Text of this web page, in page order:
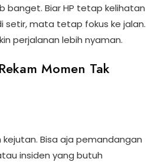
banget. Biar HP tetap kelihatan
setir, mata tetap fokus ke jalan.
perjalanan lebih nyaman.
Momen Tak
Bisa aja pemandangan
insiden yang butuh